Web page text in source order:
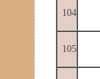
104
105